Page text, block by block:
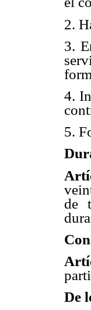
2.
3.
4.
5.
de
De